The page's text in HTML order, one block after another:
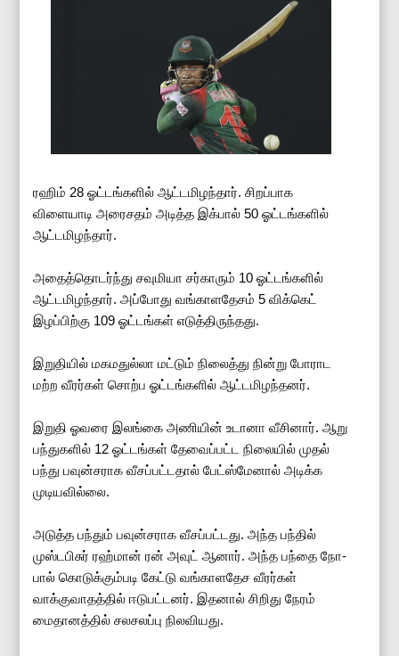
ரஹிம் 28 ஓட்டங்களில் ஆட்டமிழந்தார். சிறப்பாக
விளையாடி அரைசதம் அடித்த இக்பால் 50 ஓட்டங்களில்
ஆட்டமிழந்தார்.
அதைத்தொடர்ந்து சவுமியா சர்காரும் 10 ஓட்டங்களில்
ஆட்டமிழந்தார். அப்போது வங்காளதேசம் 5 விக்கெட்
இழப்பிற்கு 109 ஓட்டங்கள் எடுத்திருந்தது.
இறுதியில் மகமதுல்லா மட்டும் நிலைத்து நின்று போராட
மற்ற வீரர்கள் சொற்ப ஓட்டங்களில் ஆட்டமிழந்தனர்.
இறுதி ஓவரை இலங்கை அணியின் உடானா வீசினார். ஆறு
பந்துகளில் 12 ஓட்டங்கள் தேவைப்பட்ட நிலையில் முதல்
பந்து பவுன்சராக வீசப்பட்டதால் பேட்ஸ்மேனால் அடிக்க
முடியவில்லை.
அடுத்த பந்தும் பவுன்சராக வீசப்பட்டது. அந்த பந்தில்
முஸ்டபிசுர் ரஹ்மான் ரன் அவுட் ஆனார். அந்த பந்தை நோ-
பால் கொடுக்கும்படி கேட்டு வங்காளதேச வீரர்கள்
வாக்குவாதத்தில் ஈடுபட்டனர். இதனால் சிறிது நேரம்
மைதானத்தில் சலசலப்பு நிலவியது.